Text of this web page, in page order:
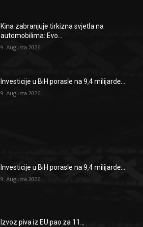
Kina zabranjuje tirkizna svjetla na
automobilima: Evo...
9. Augusta 2026.
Investicije u BiH porasle na 9,4 milijarde...
9. Augusta 2026.
Investicije u BiH porasle na 9,4 milijarde...
9. Augusta 2026.
Izvoz piva iz EU pao za 11...